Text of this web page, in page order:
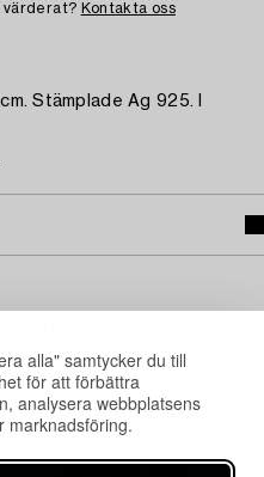
alla" samtycker du till
för att förbättra
analysera webbplatsens
marknadsföring.
värderat? Kontakta oss
Stämplade Ag 925. I